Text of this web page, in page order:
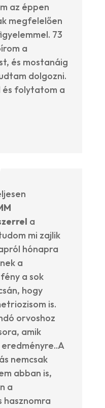
az éppen
megfelelően
73
a
és mostanáig
dolgozni.
és folytatom a
a
mi zajlik
hónapra
a
a sok
hogy
is.
orvoshoz
amik
nemcsak
abban is,
a
hasznomra